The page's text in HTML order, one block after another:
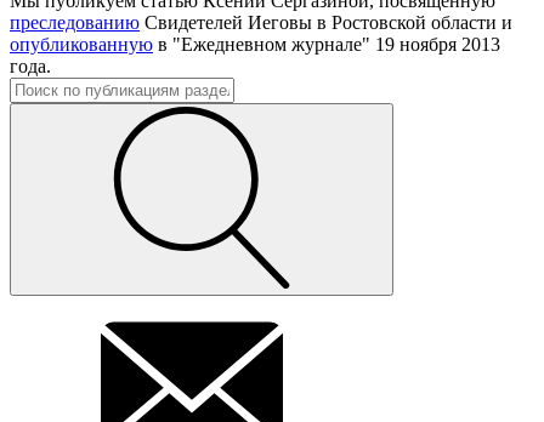
преследованию Свидетелей Иеговы в Ростовской области и
опубликованную в "Ежедневном журнале" 19 ноября 2013
года.